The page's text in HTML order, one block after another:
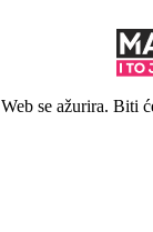
Web se ažurira. Biti